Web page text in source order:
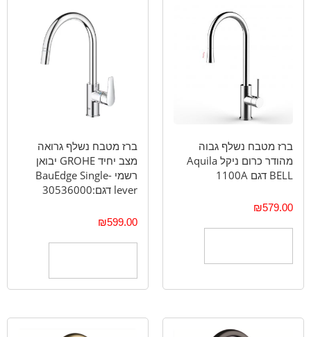
ברז מטבח נשלף גבוה
מהודר כרום ניקל Aquila
BELL דגם 1100A
₪579.00
ברז מטבח נשלף גרואה
מצב יחיד GROHE יבואן
רשמי BauEdge Single-
lever דגם:30536000
₪599.00